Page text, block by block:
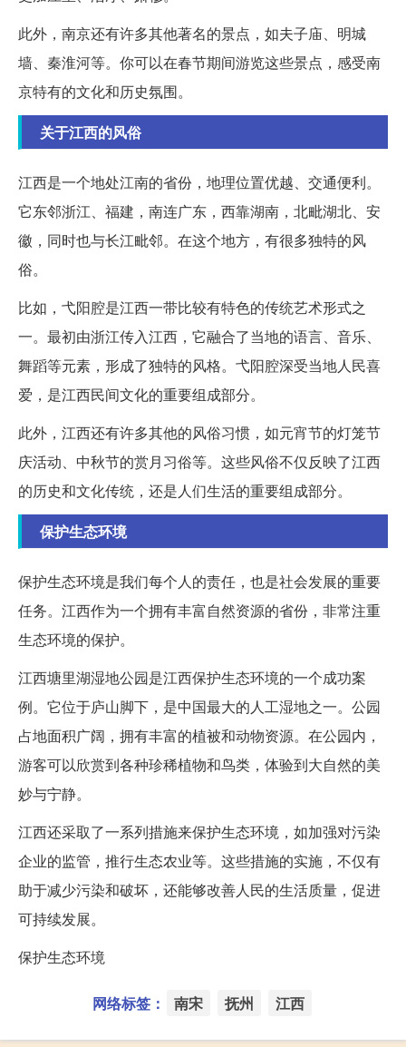
此外，南京还有许多其他著名的景点，如夫子庙、明城
墙、秦淮河等。你可以在春节期间游览这些景点，感受南
京特有的文化和历史氛围。
关于江西的风俗
江西是一个地处江南的省份，地理位置优越、交通便利。
它东邻浙江、福建，南连广东，西靠湖南，北毗湖北、安
徽，同时也与长江毗邻。在这个地方，有很多独特的风
俗。
比如，弋阳腔是江西一带比较有特色的传统艺术形式之
一。最初由浙江传入江西，它融合了当地的语言、音乐、
舞蹈等元素，形成了独特的风格。弋阳腔深受当地人民喜
爱，是江西民间文化的重要组成部分。
此外，江西还有许多其他的风俗习惯，如元宵节的灯笼节
庆活动、中秋节的赏月习俗等。这些风俗不仅反映了江西
的历史和文化传统，还是人们生活的重要组成部分。
保护生态环境
保护生态环境是我们每个人的责任，也是社会发展的重要
任务。江西作为一个拥有丰富自然资源的省份，非常注重
生态环境的保护。
江西塘里湖湿地公园是江西保护生态环境的一个成功案
例。它位于庐山脚下，是中国最大的人工湿地之一。公园
占地面积广阔，拥有丰富的植被和动物资源。在公园内，
游客可以欣赏到各种珍稀植物和鸟类，体验到大自然的美
妙与宁静。
江西还采取了一系列措施来保护生态环境，如加强对污染
企业的监管，推行生态农业等。这些措施的实施，不仅有
助于减少污染和破坏，还能够改善人民的生活质量，促进
可持续发展。
保护生态环境
网络标签： 南宋 抚州 江西